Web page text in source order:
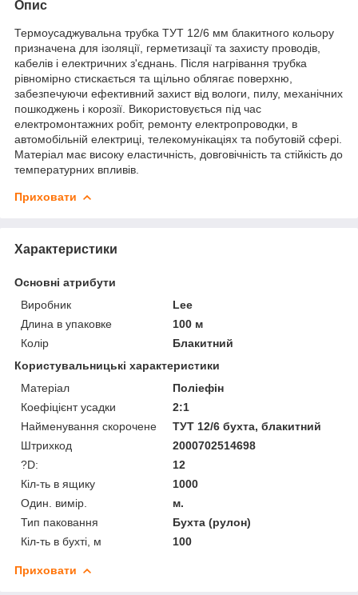
Опис
Термоусаджувальна трубка ТУТ 12/6 мм блакитного кольору
призначена для ізоляції, герметизації та захисту проводів,
кабелів і електричних з'єднань. Після нагрівання трубка
рівномірно стискається та щільно облягає поверхню,
забезпечуючи ефективний захист від вологи, пилу, механічних
пошкоджень і корозії. Використовується під час
електромонтажних робіт, ремонту електропроводки, в
автомобільній електриці, телекомунікаціях та побутовій сфері.
Матеріал має високу еластичність, довговічність та стійкість до
температурних впливів.
Приховати
Характеристики
Основні атрибути
Виробник
Lee
Длина в упаковке
100 м
Колір
Блакитний
Користувальницькі характеристики
Матеріал
Поліефін
Коефіцієнт усадки
2:1
Найменування скорочене
ТУТ 12/6 бухта, блакитний
Штрихкод
2000702514698
?D:
12
Кіл-ть в ящику
1000
Один. вимір.
м.
Тип паковання
Бухта (рулон)
Кіл-ть в бухті, м
100
Приховати